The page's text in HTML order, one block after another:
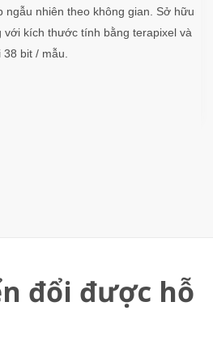
ngẫu nhiên theo không gian. Sở hữu
với kích thước tính bằng terapixel và
bit / mẫu.
đổi được hỗ